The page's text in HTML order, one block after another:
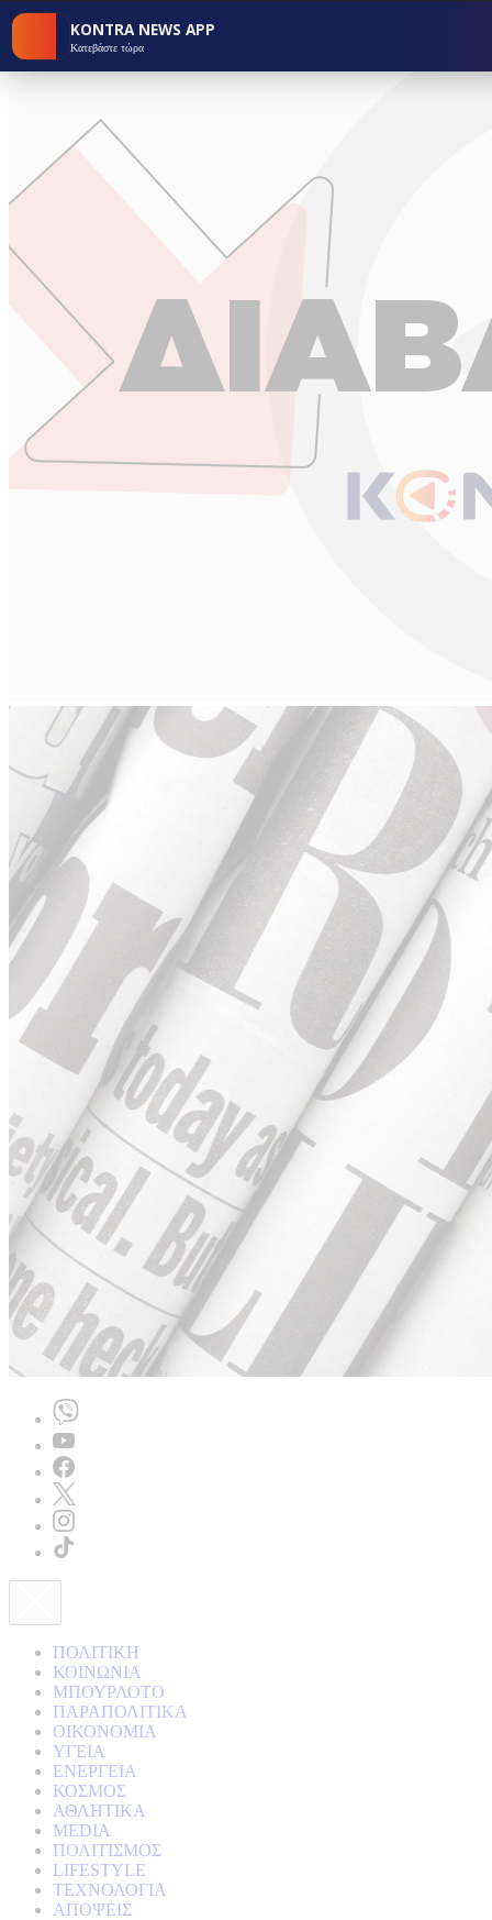
ΠΟΛΙΤΙΚΗ
ΚΟΙΝΩΝΙΑ
ΜΠΟΥΡΛΟΤΟ
ΠΑΡΑΠΟΛΙΤΙΚΑ
ΟΙΚΟΝΟΜΙΑ
ΥΓΕΙΑ
ΕΝΕΡΓΕΙΑ
ΚΟΣΜΟΣ
ΑΘΛΗΤΙΚΑ
MEDIA
ΠΟΛΙΤΙΣΜΟΣ
LIFESTYLE
ΤΕΧΝΟΛΟΓΙΑ
ΑΠΟΨΕΙΣ
KONTRA NEWS APP
Κατεβάστε τώρα